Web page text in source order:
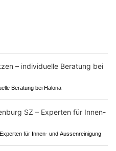
Beratung bei Halona
für Innen- und Aussenreinigung